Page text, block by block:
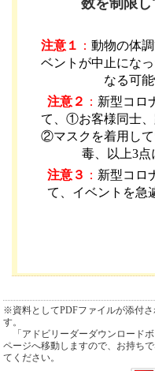
数を制限
注意１ ：動物の体
ベントが中止にな
なる可
注意２ ： 新型コロ
て、①お客様同士、
②マスクを着用し
毒、以上3点
注意３ ： 新型コロ
て、イベントを急
※資料としてPDFファイルが添付さ
す。
「アドビリーダーダウンロード
ページへ移動しますので、お持ち
てください。